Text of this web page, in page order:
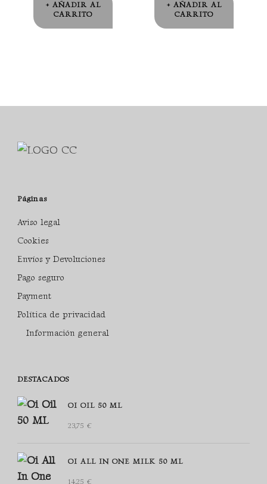
AÑADIR AL
CARRITO
AÑADIR AL
CARRITO
Páginas
Aviso legal
Cookies
Envíos y Devoluciones
Pago seguro
Payment
Política de privacidad
Información general
DESTACADOS
OI OIL 50 ML
23,75 €
OI ALL IN ONE MILK 50 ML
14,25 €